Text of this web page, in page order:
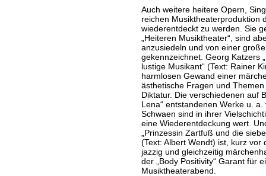
Auch weitere heitere Opern,
reichen Musiktheaterproduktion
wiederentdeckt zu werden. Sie
„Heiteren Musiktheater“, sind
anzusiedeln und von einer
gekennzeichnet. Georg Katzers
lustige Musikant“ (Text: Rainer
harmlosen Gewand einer
ästhetische Fragen und
Diktatur. Die verschiedenen auf
Lena“ entstandenen Werke u.
Schwaen sind in ihrer
eine Wiederentdeckung wert.
„Prinzessin Zartfuß und die
(Text: Albert Wendt) ist, kurz
jazzig und gleichzeitig
der „Body Positivity“ Garant für
Musiktheaterabend.